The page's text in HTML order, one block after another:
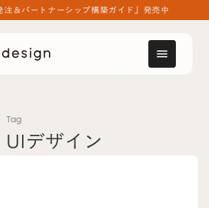
注＆パートナーシップ構築ガイド』発売中
menu
Tag
UIデザイン